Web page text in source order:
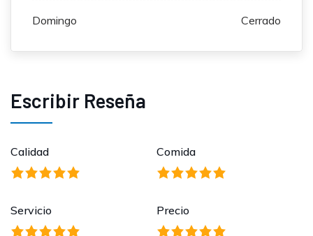
Domingo Cerrado
Escribir Reseña
Calidad Comida
Servicio Precio